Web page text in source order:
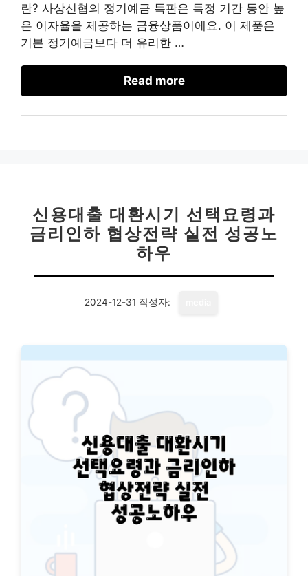
란? 사상신협의 정기예금 특판은 특정 기간 동안 높
은 이자율을 제공하는 금융상품이에요. 이 제품은
기본 정기예금보다 더 유리한 …
Read more
신용대출 대환시기 선택요령과
금리인하 협상전략 실전 성공노
하우
2024-12-31 작성자: